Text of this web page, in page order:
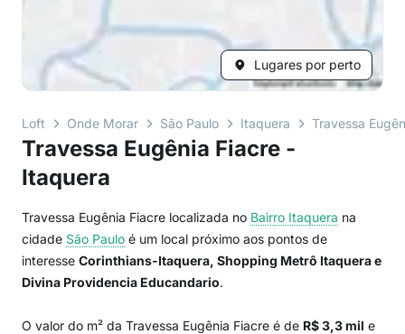
Lugares por perto
Loft Onde Morar São Paulo Itaquera Travessa
Travessa Eugênia Fiacre -
Itaquera
Travessa Eugênia Fiacre localizada no Bairro Itaquera na
cidade São Paulo é um local próximo aos pontos de
interesse Corinthians-Itaquera, Shopping Metrô Itaquera e
Divina Providencia Educandario.
O valor do m² da Travessa Eugênia Fiacre é de R$ 3,3 mil e